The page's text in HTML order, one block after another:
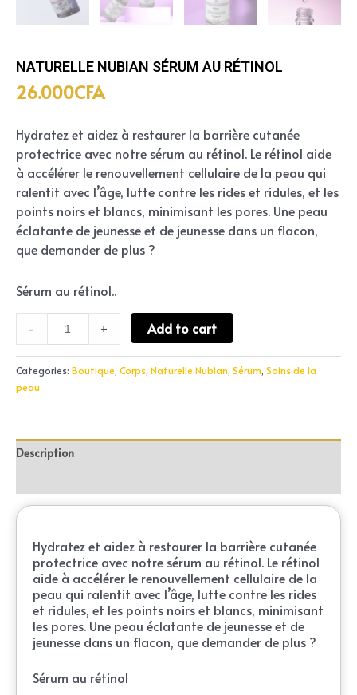
NATURELLE NUBIAN SÉRUM AU RÉTINOL
26.000CFA
Hydratez et aidez à restaurer la barrière cutanée
protectrice avec notre sérum au rétinol. Le rétinol aide
à accélérer le renouvellement cellulaire de la peau qui
ralentit avec l’âge, lutte contre les rides et ridules, et les
points noirs et blancs, minimisant les pores. Une peau
éclatante de jeunesse et de jeunesse dans un flacon,
que demander de plus ?
Sérum au rétinol..
- + Add to cart
Categories: Boutique, Corps, Naturelle Nubian, Sérum, Soins de la
peau
Description
Hydratez et aidez à restaurer la barrière cutanée
protectrice avec notre sérum au rétinol. Le rétinol
aide à accélérer le renouvellement cellulaire de la
peau qui ralentit avec l’âge, lutte contre les rides
et ridules, et les points noirs et blancs, minimisant
les pores. Une peau éclatante de jeunesse et de
jeunesse dans un flacon, que demander de plus ?
Sérum au rétinol